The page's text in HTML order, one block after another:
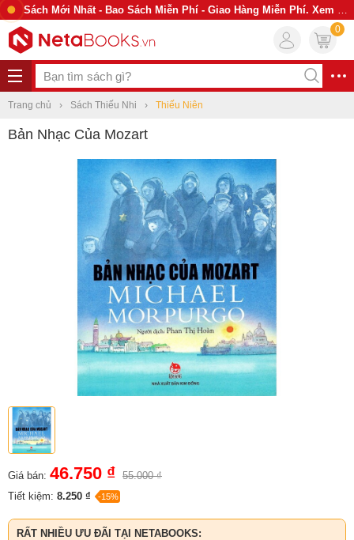
Sách Mới Nhất - Bao Sách Miễn Phí - Giao Hàng Miễn Phí. Xem Ngay
0
Trang chủ Sách Thiếu Nhi Thiếu Niên
Bản Nhạc Của Mozart
Giá bán: 46.750 ₫ 55.000 ₫
Tiết kiệm: 8.250 ₫ -15%
RẤT NHIỀU ƯU ĐÃI TẠI NETABOOKS: